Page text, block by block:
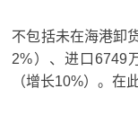
不包括未在海港卸
2%）、进口6749
（增长10%）。在